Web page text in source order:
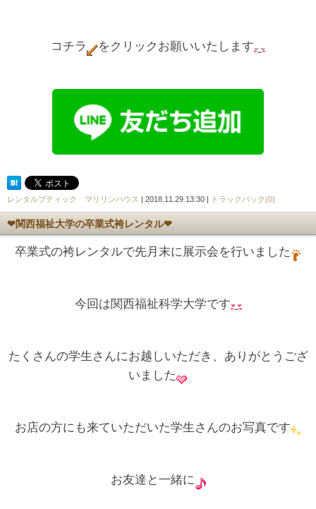
コチラ をクリックお願いいたします
レンタルブティック マリリンハウス | 2018.11.29 13:30 | トラックバック(0)
❤関西福祉大学の卒業式袴レンタル❤
卒業式の袴レンタルで先月末に展示会を行いました
今回は関西福祉科学大学です
たくさんの学生さんにお越しいただき、ありがとうござ
いました
お店の方にも来ていただいた学生さんのお写真です
お友達と一緒に